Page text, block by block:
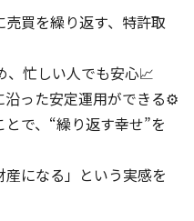
買を繰り返す、特許取
、忙しい人でも安心📈
沿った安定運用ができる⚙️
で、“繰り返す幸せ”を
になる」という実感を